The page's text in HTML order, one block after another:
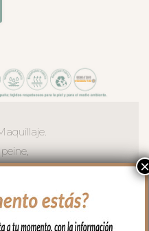
en orden
bonito que
×